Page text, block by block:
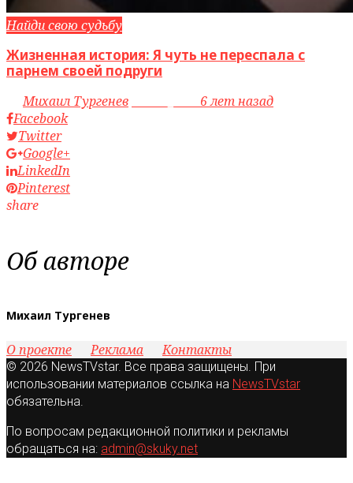
Найди свою судьбу
Жизненная история: Я чуть не переспала с
парнем своей подруги
byМихаил Тургенев
6 лет назад
Facebook
Twitter
Google+
LinkedIn
Pinterest
share
Об авторе
Михаил Тургенев
О проекте Реклама Контакты
© 2026 NewsTVstar. Все права защищены. При
использовании материалов ссылка на NewsTVstar
обязательна.
По вопросам редакционной политики и рекламы
обращаться на: admin@skuky.net